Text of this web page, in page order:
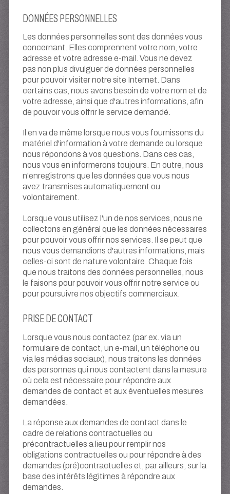
DONNÉES PERSONNELLES
Les données personnelles sont des données vous
concernant. Elles comprennent votre nom, votre
adresse et votre adresse e-mail. Vous ne devez
pas non plus divulguer de données personnelles
pour pouvoir visiter notre site Internet. Dans
certains cas, nous avons besoin de votre nom et de
votre adresse, ainsi que d'autres informations, afin
de pouvoir vous offrir le service demandé.
Il en va de même lorsque nous vous fournissons du
matériel d'information à votre demande ou lorsque
nous répondons à vos questions. Dans ces cas,
nous vous en informerons toujours. En outre, nous
n'enregistrons que les données que vous nous
avez transmises automatiquement ou
volontairement.
Lorsque vous utilisez l'un de nos services, nous ne
collectons en général que les données nécessaires
pour pouvoir vous offrir nos services. Il se peut que
nous vous demandions d'autres informations, mais
celles-ci sont de nature volontaire. Chaque fois
que nous traitons des données personnelles, nous
le faisons pour pouvoir vous offrir notre service ou
pour poursuivre nos objectifs commerciaux.
PRISE DE CONTACT
Lorsque vous nous contactez (par ex. via un
formulaire de contact, un e-mail, un téléphone ou
via les médias sociaux), nous traitons les données
des personnes qui nous contactent dans la mesure
où cela est nécessaire pour répondre aux
demandes de contact et aux éventuelles mesures
demandées.
La réponse aux demandes de contact dans le
cadre de relations contractuelles ou
précontractuelles a lieu pour remplir nos
obligations contractuelles ou pour répondre à des
demandes (pré)contractuelles et, par ailleurs, sur la
base des intérêts légitimes à répondre aux
demandes.